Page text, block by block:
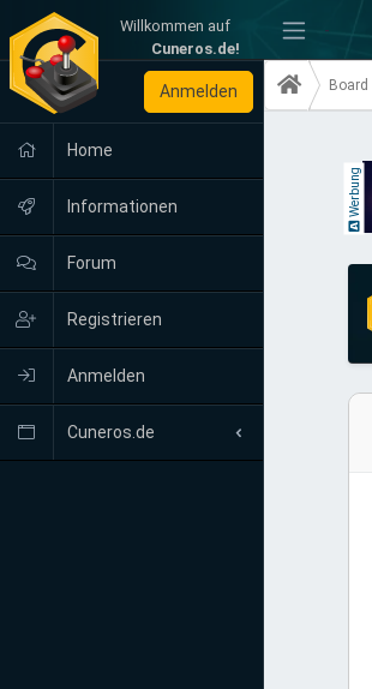
Willkommen auf
Cuneros.de!
-
Anmelden
Home
Informationen
Forum
Registrieren
Anmelden
Cuneros.de
Board
Werbung